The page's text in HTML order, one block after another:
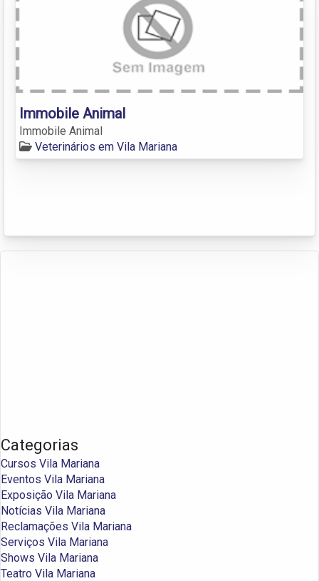
Immobile Animal
Immobile Animal
Veterinários em Vila Mariana
Categorias
Cursos Vila Mariana
Eventos Vila Mariana
Exposição Vila Mariana
Notícias Vila Mariana
Reclamações Vila Mariana
Serviços Vila Mariana
Shows Vila Mariana
Teatro Vila Mariana